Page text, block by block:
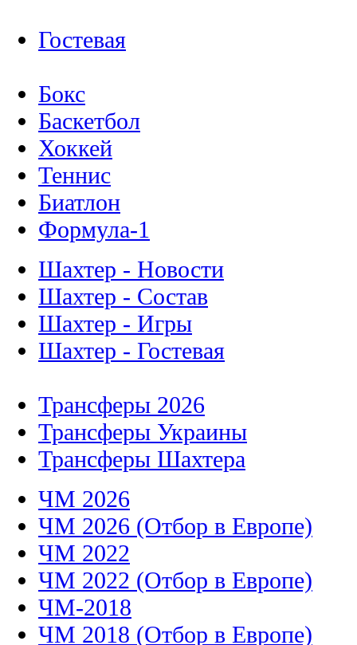
Гостевая
Бокс
Баскетбол
Хоккей
Теннис
Биатлон
Формула-1
Шахтер - Новости
Шахтер - Состав
Шахтер - Игры
Шахтер - Гостевая
Трансферы 2026
Трансферы Украины
Трансферы Шахтера
ЧМ 2026
ЧМ 2026 (Отбор в Европе)
ЧМ 2022
ЧМ 2022 (Отбор в Европе)
ЧМ-2018
ЧМ 2018 (Отбор в Европе)